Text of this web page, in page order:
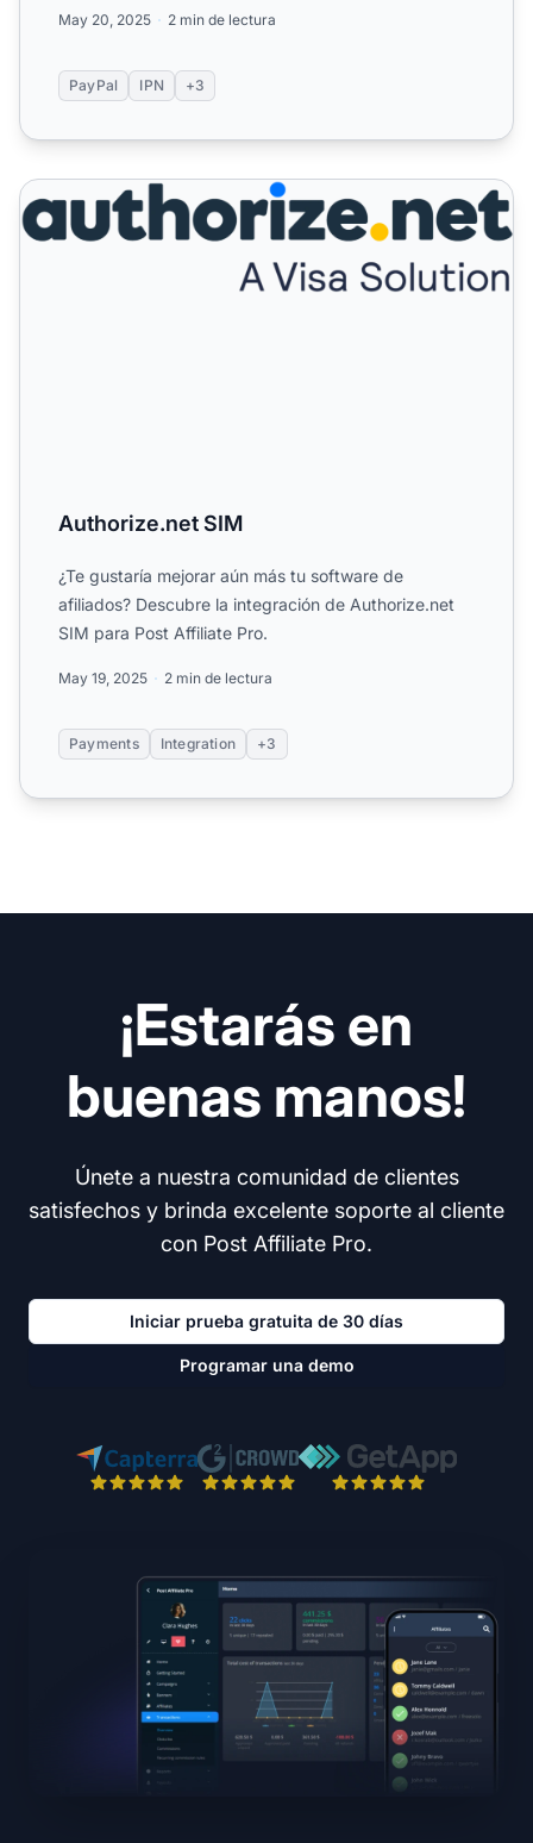
May 20, 2025 2 min de lectura
PayPal IPN +3
Authorize.net SIM
Authorize.net SIM
¿Te gustaría mejorar aún más tu software de
afiliados? Descubre la integración de Authorize.net
SIM para Post Affiliate Pro.
May 19, 2025 2 min de lectura
Payments Integration +3
¡Estarás en
buenas manos!
Únete a nuestra comunidad de clientes
satisfechos y brinda excelente soporte al cliente
con Post Affiliate Pro.
Iniciar prueba gratuita de 30 días
Programar una demo